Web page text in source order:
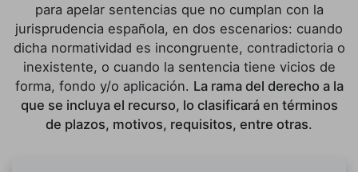
para apelar sentencias que no cumplan con la
jurisprudencia española, en dos escenarios: cuando
dicha normatividad es incongruente, contradictoria o
inexistente, o cuando la sentencia tiene vicios de
forma, fondo y/o aplicación. La rama del derecho a la
que se incluya el recurso, lo clasificará en términos
de plazos, motivos, requisitos, entre otras.